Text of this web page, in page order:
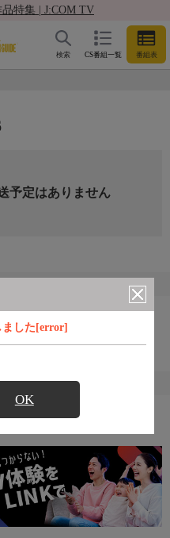
特集 | J:COM TV
CS番組一覧 番組表
検索
ました[error]
OK
予定はありません